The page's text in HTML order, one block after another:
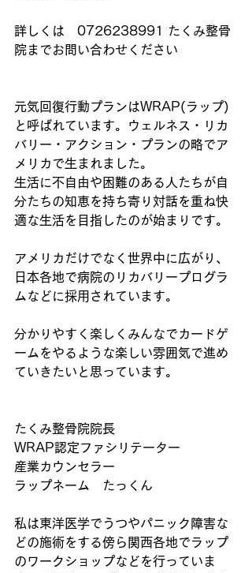
詳しくは　0726238991 たくみ整骨
院までお問い合わせください
元気回復行動プランはWRAP(ラップ)
と呼ばれています。ウェルネス・リカ
バリー・アクション・プランの略でア
メリカで生まれました。
生活に不自由や困難のある人たちが自
分たちの知恵を持ち寄り対話を重ね快
適な生活を目指したのが始まりです。
アメリカだけでなく世界中に広がり、
日本各地で病院のリカバリープログラ
ムなどに採用されています。
分かりやすく楽しくみんなでカードゲ
ームをやるような楽しい雰囲気で進め
ていきたいと思っています。
たくみ整骨院院長
WRAP認定ファシリテーター
産業カウンセラー
ラップネーム　たっくん
私は東洋医学でうつやパニック障害な
どの施術をする傍ら関西各地でラップ
のワークショップなどを行っていま